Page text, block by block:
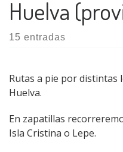
Huelva
15 entradas
Rutas a pie por distintas
Huelva.
En zapatillas
Isla Cristina o Lepe.